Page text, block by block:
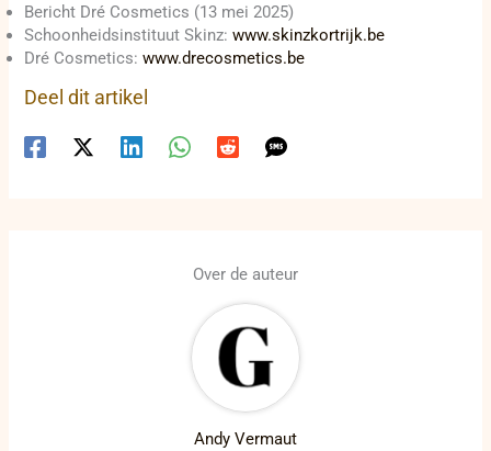
Bericht Dré Cosmetics (13 mei 2025)
Schoonheidsinstituut Skinz:www.skinzkortrijk.be
Dré Cosmetics:www.drecosmetics.be
Deel dit artikel
Over de auteur
Andy Vermaut